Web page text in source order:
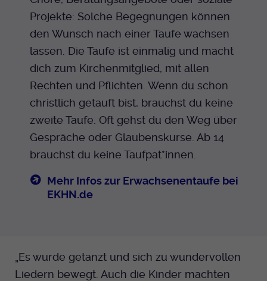
Projekte: Solche Begegnungen können
den Wunsch nach einer Taufe wachsen
lassen. Die Taufe ist einmalig und macht
dich zum Kirchenmitglied, mit allen
Rechten und Pflichten. Wenn du schon
christlich getauft bist, brauchst du keine
zweite Taufe. Oft gehst du den Weg über
Gespräche oder Glaubenskurse. Ab 14
brauchst du keine Taufpat*innen.
Mehr Infos zur Erwachsenentaufe bei
EKHN.de
„Es wurde getanzt und sich zu wundervollen
Liedern bewegt. Auch die Kinder machten